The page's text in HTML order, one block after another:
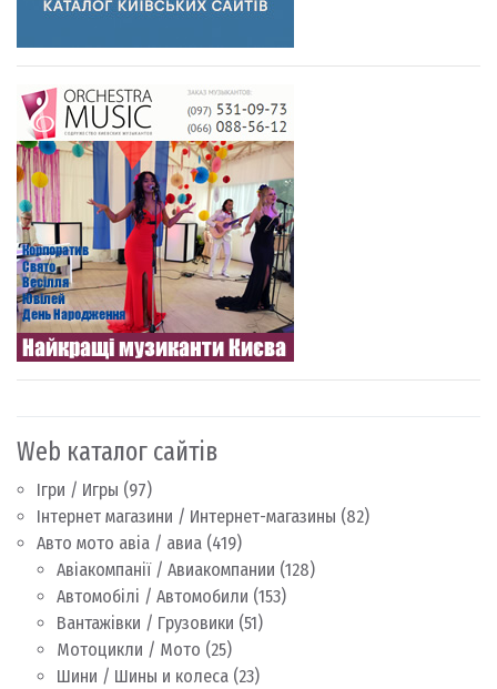
Web каталог сайтів
Ігри / Игры (97)
Інтернет магазини / Интернет-магазины (82)
Авто мото авіа / авиа (419)
Авіакомпанії / Авиакомпании (128)
Автомобілі / Автомобили (153)
Вантажівки / Грузовики (51)
Мотоцикли / Мото (25)
Шини / Шины и колеса (23)